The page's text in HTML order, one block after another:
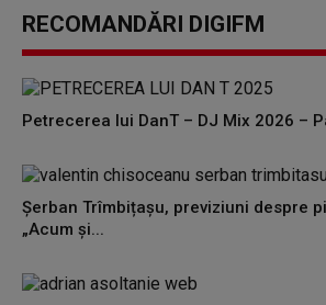
seconds
RECOMANDĂRI DIGIFM
Petrecerea lui DanT – DJ Mix 2026 –
Șerban Trîmbițașu, previziuni despre
„Acum și...